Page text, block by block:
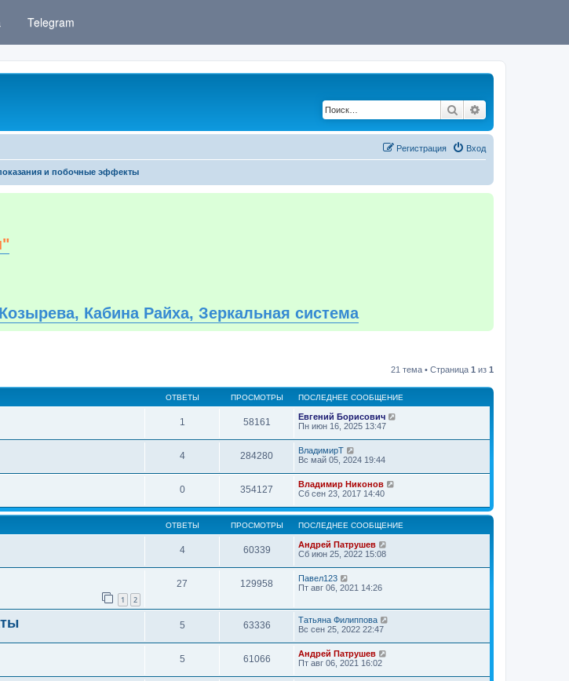
Telegram
Поиск
Вход
Регистрация
и побочные эффекты
Кабина Райха, Зеркальная система
21 тема • Страница 1 из 1
ОТВЕТЫ ПРОСМОТРЫ ПОСЛЕДНЕЕ СООБЩЕНИЕ
1 58161
Евгений Борисович
Пн июн 16, 2025 13:47
4 284280
ВладимирТ
Вс май 05, 2024 19:44
0 354127
Владимир Никонов
Сб сен 23, 2017 14:40
ОТВЕТЫ ПРОСМОТРЫ ПОСЛЕДНЕЕ СООБЩЕНИЕ
4 60339
Андрей Патрушев
Сб июн 25, 2022 15:08
1 2
27 129958
Павел123
Пт авг 06, 2021 14:26
5 63336
Татьяна Филиппова
Вс сен 25, 2022 22:47
5 61066
Андрей Патрушев
Пт авг 06, 2021 16:02